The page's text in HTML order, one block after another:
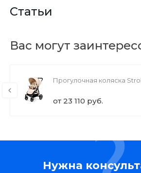
Статьи
Вас могут
Прогулочная коляска
от 23 110 руб.
Нужна